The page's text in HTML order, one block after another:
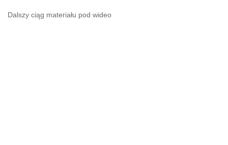
Dalszy ciąg materiału pod wideo